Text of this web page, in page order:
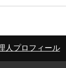
人プロフィール